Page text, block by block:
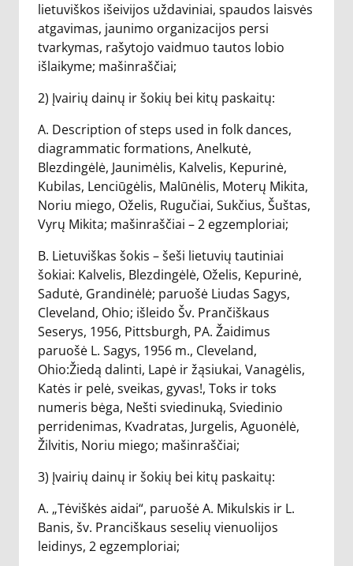
lietuviškos išeivijos uždaviniai, spaudos laisvės
atgavimas, jaunimo organizacijos persi
tvarkymas, rašytojo vaidmuo tautos lobio
išlaikyme; mašinraščiai;
2) Įvairių dainų ir šokių bei kitų paskaitų:
A. Description of steps used in folk dances,
diagrammatic formations, Anelkutė,
Blezdingėlė, Jaunimėlis, Kalvelis, Kepurinė,
Kubilas, Lenciūgėlis, Malūnėlis, Moterų Mikita,
Noriu miego, Oželis, Rugučiai, Sukčius, Šuštas,
Vyrų Mikita; mašinraščiai – 2 egzemploriai;
B. Lietuviškas šokis – šeši lietuvių tautiniai
šokiai: Kalvelis, Blezdingėlė, Oželis, Kepurinė,
Sadutė, Grandinėlė; paruošė Liudas Sagys,
Cleveland, Ohio; išleido Šv. Prančiškaus
Seserys, 1956, Pittsburgh, PA. Žaidimus
paruošė L. Sagys, 1956 m., Cleveland,
Ohio:Žiedą dalinti, Lapė ir žąsiukai, Vanagėlis,
Katės ir pelė, sveikas, gyvas!, Toks ir toks
numeris bėga, Nešti sviedinuką, Sviedinio
perridenimas, Kvadratas, Jurgelis, Aguonėlė,
Žilvitis, Noriu miego; mašinraščiai;
3) Įvairių dainų ir šokių bei kitų paskaitų:
A. „Tėviškės aidai“, paruošė A. Mikulskis ir L.
Banis, šv. Pranciškaus seselių vienuolijos
leidinys, 2 egzemploriai;